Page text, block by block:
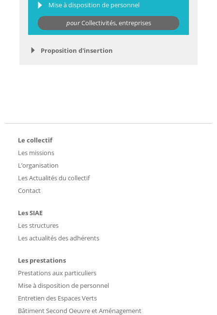
Mise à disposition de personnel
pourCollectivités, entreprises
Proposition d'insertion
Le collectif
Les missions
L’organisation
Les Actualités du collectif
Contact
Les SIAE
Les structures
Les actualités des adhérents
Les prestations
Prestations aux particuliers
Mise à disposition de personnel
Entretien des Espaces Verts
Bâtiment Second Oeuvre et Aménagement